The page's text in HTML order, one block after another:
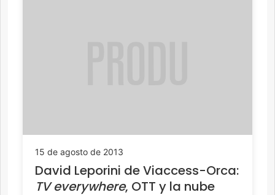
15 de agosto de 2013
David Leporini de Viaccess-Orca:
TV everywhere, OTT y la nube